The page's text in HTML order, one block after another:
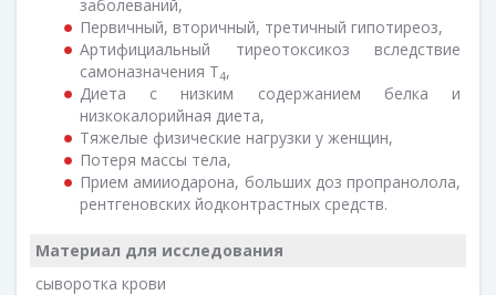
заболеваний,
Первичный, вторичный, третичный гипотиреоз,
Артифициальный тиреотоксикоз вследствие
самоназначения Т4,
Диета с низким содержанием белка и
низкокалорийная диета,
Тяжелые физические нагрузки у женщин,
Потеря массы тела,
Прием амииодарона, больших доз пропранолола,
рентгеновских йодконтрастных средств.
Материал для исследования
сыворотка крови